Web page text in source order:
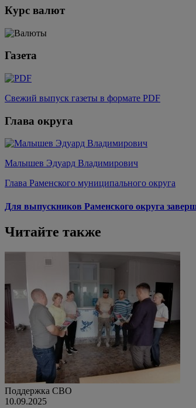
Курс валют
Газета
Свежий выпуск газеты в формате PDF
Глава округа
Малышев Эдуард Владимирович
Глава Раменского муниципального округа
Для выпускников Раменского округа
Читайте также
Поддержка СВО
10.09.2025